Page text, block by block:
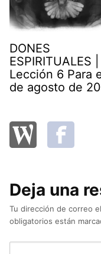
DONES
ESPIRITUALES |
Lección 6 Para
de agosto de
Deja una
Tu dirección de correo
obligatorios están